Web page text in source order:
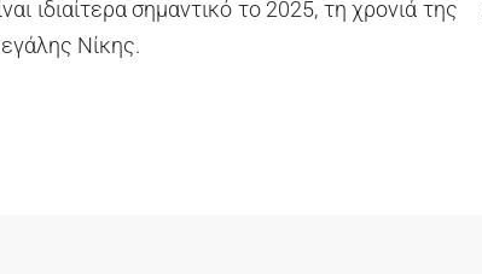
ιδιαίτερα σημαντικό το 2025, τη χρονιά της
Νίκης.